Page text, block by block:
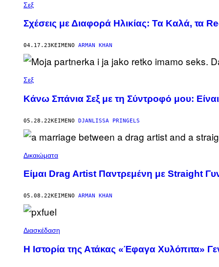
Σεξ
Σχέσεις με Διαφορά Ηλικίας: Τα Καλά, τα
04.17.23ΚΕΊΜΕΝΟ ARMAN KHAN
Σεξ
Κάνω Σπάνια Σεξ με τη Σύντροφό μου:
05.28.22ΚΕΊΜΕΝΟ DJANLISSA PRINGELS
Δικαιώματα
Είμαι Drag Artist Παντρεμένη με Straight
05.08.22ΚΕΊΜΕΝΟ ARMAN KHAN
Διασκέδαση
Η Ιστορία της Ατάκας «Έφαγα Χυλόπιτα»